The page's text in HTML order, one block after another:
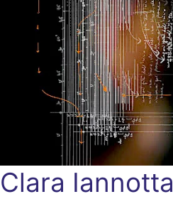
Clara Iannotta